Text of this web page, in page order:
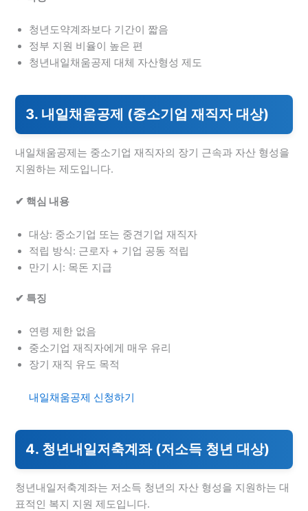
청년도약계좌보다 기간이 짧음
정부 지원 비율이 높은 편
청년내일채움공제 대체 자산형성 제도
3. 내일채움공제 (중소기업 재직자 대상)
내일채움공제는 중소기업 재직자의 장기 근속과 자산 형성을
지원하는 제도입니다.
✔ 핵심 내용
대상: 중소기업 또는 중견기업 재직자
적립 방식: 근로자 + 기업 공동 적립
만기 시: 목돈 지급
✔ 특징
연령 제한 없음
중소기업 재직자에게 매우 유리
장기 재직 유도 목적
내일채움공제 신청하기
4. 청년내일저축계좌 (저소득 청년 대상)
청년내일저축계좌는 저소득 청년의 자산 형성을 지원하는 대
표적인 복지 지원 제도입니다.